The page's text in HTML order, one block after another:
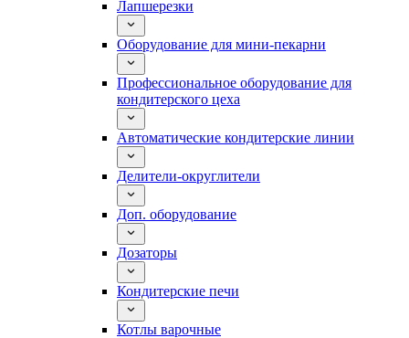
Лапшерезки
Оборудование для мини-пекарни
Профессиональное оборудование для
кондитерского цеха
Автоматические кондитерские линии
Делители-округлители
Доп. оборудование
Дозаторы
Кондитерские печи
Котлы варочные